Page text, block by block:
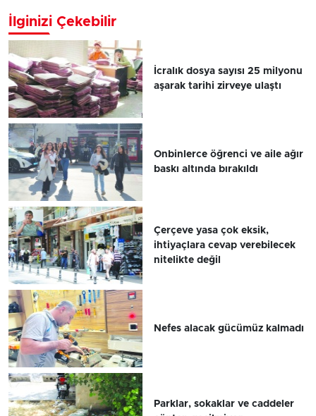
İlginizi Çekebilir
İcralık dosya sayısı 25 milyonu
aşarak tarihi zirveye ulaştı
Onbinlerce öğrenci ve aile ağır
baskı altında bırakıldı
Çerçeve yasa çok eksik,
ihtiyaçlara cevap verebilecek
nitelikte değil
Nefes alacak gücümüz kalmadı
Parklar, sokaklar ve caddeler